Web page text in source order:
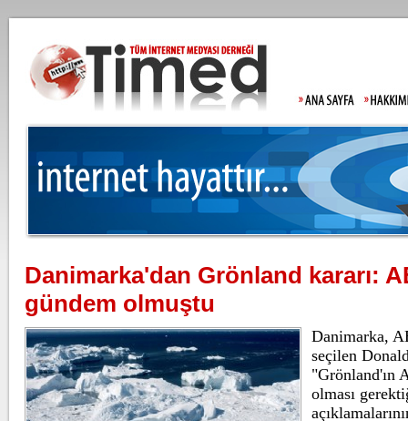
Danimarka'dan Grönland kararı:
gündem olmuştu
Danimarka,
seçilen
"Grönland'ın
olması
Gülistan
Allah'tan